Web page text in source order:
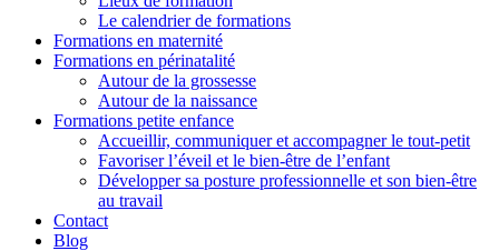
Le calendrier de formations
Formations en maternité
Formations en périnatalité
Autour de la grossesse
Autour de la naissance
Formations petite enfance
Accueillir, communiquer et accompagner le tout-petit
Favoriser l’éveil et le bien-être de l’enfant
Développer sa posture professionnelle et son bien-être
au travail
Contact
Blog